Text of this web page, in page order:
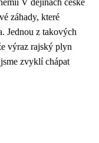
V dějinách české
záhady, které
Jednou z takových
výraz rajský plyn
zvyklí chápat